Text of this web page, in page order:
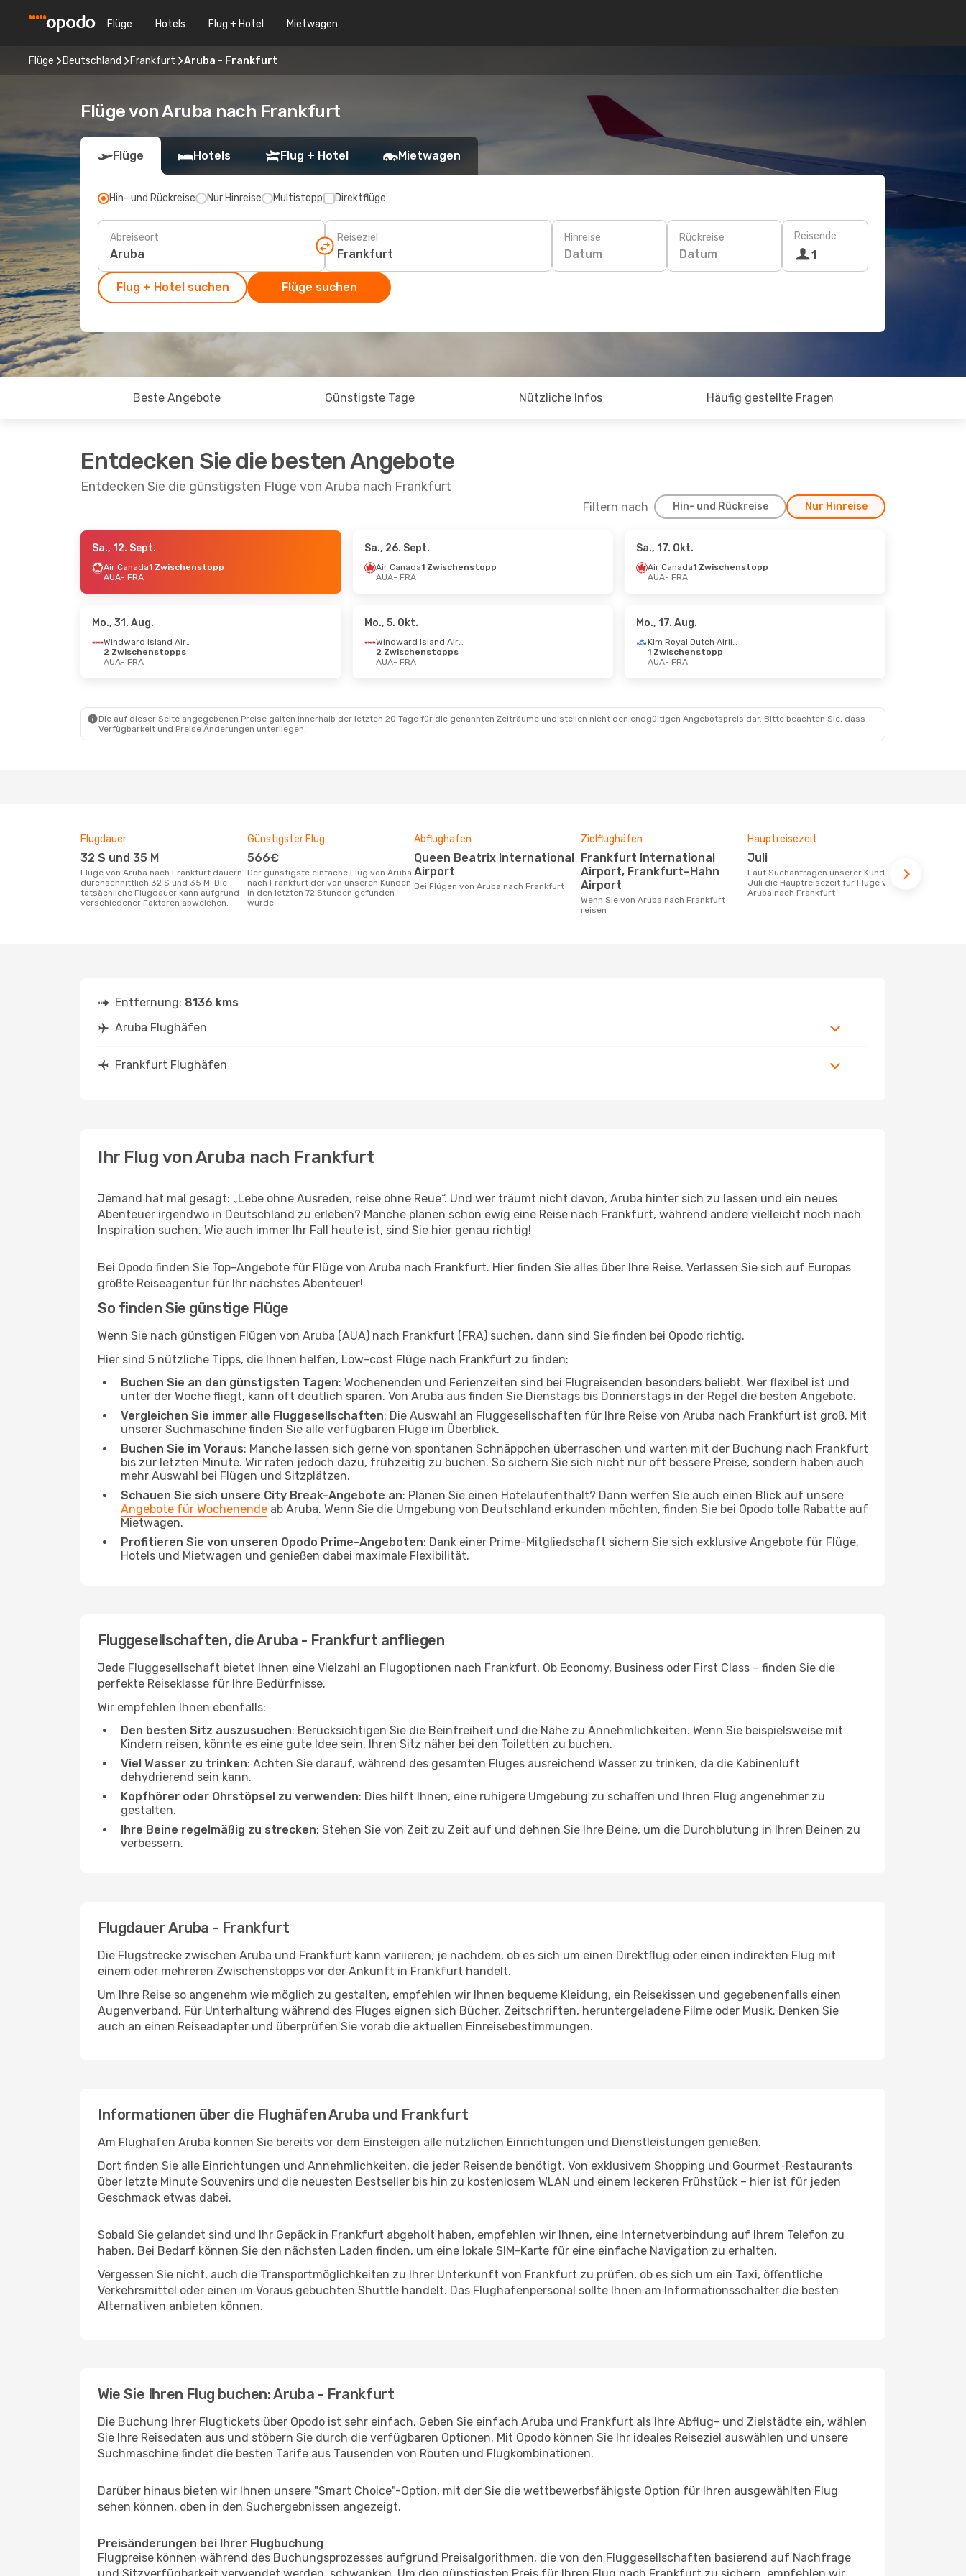
Flüge Hotels Flug + Hotel Mietwagen
Flüge Deutschland Frankfurt Aruba - Frankfurt
Flüge von Aruba nach Frankfurt
Flüge Hotels Flug + Hotel Mietwagen
Hin- und Rückreise Nur Hinreise Multistopp Direktflüge
Abreiseort Reiseziel Hinreise
Datum
Rückreise
Datum
Reisende
1
Flug + Hotel suchen Flüge suchen
Beste Angebote Günstigste Tage Nützliche Infos Häufig gestellte Fragen
Entdecken Sie die besten Angebote
Entdecken Sie die günstigsten Flüge von Aruba nach Frankfurt
Filtern nach Hin- und Rückreise Nur Hinreise
- Mo., 7. Sept.
Windward Island Airways
2 Zwischenstopps
1 Zwischenstopp
- Mo., 14. Sept.
Windward Island Airways
2 Zwischenstopps
1 Zwischenstopp
- Di., 25. Aug.
Klm Royal Dutch Airlines
1 Zwischenstopp
Sa., 12. Sept.
Air Canada1 Zwischenstopp
AUA- FRA
Sa., 26. Sept.
Air Canada1 Zwischenstopp
AUA- FRA
Sa., 17. Okt.
Air Canada1 Zwischenstopp
AUA- FRA
Mo., 31. Aug.
Windward Island Airways
2 Zwischenstopps
AUA- FRA
Mo., 5. Okt.
Windward Island Airways
2 Zwischenstopps
AUA- FRA
Mo., 17. Aug.
Klm Royal Dutch Airlines
1 Zwischenstopp
AUA- FRA
Die auf dieser Seite angegebenen Preise galten innerhalb der letzten 20 Tage für die genannten Zeiträume und stellen nicht den endgültigen Angebotspreis dar. Bitte beachten Sie, dass
Verfügbarkeit und Preise Änderungen unterliegen.
Flugdauer
32 S und 35 M
Flüge von Aruba nach Frankfurt dauern
durchschnittlich 32 S und 35 M. Die
tatsächliche Flugdauer kann aufgrund
verschiedener Faktoren abweichen.
Günstigster Flug
566€
Der günstigste einfache Flug von Aruba
nach Frankfurt der von unseren Kunden
in den letzten 72 Stunden gefunden
wurde
Abflughafen
Queen Beatrix International
Airport
Bei Flügen von Aruba nach Frankfurt
Zielflughäfen
Frankfurt International
Airport, Frankfurt–Hahn
Airport
Wenn Sie von Aruba nach Frankfurt
reisen
Hauptreisezeit
Juli
Laut Suchanfragen unserer Kunden ist
Juli die Hauptreisezeit für Flüge von
Aruba nach Frankfurt
Entfernung: 8136 kms
Aruba Flughäfen
Frankfurt Flughäfen
Ihr Flug von Aruba nach Frankfurt
Jemand hat mal gesagt: „Lebe ohne Ausreden, reise ohne Reue“. Und wer träumt nicht davon, Aruba hinter sich zu lassen und ein neues
Abenteuer irgendwo in Deutschland zu erleben? Manche planen schon ewig eine Reise nach Frankfurt, während andere vielleicht noch nach
Inspiration suchen. Wie auch immer Ihr Fall heute ist, sind Sie hier genau richtig!
Bei Opodo finden Sie Top-Angebote für Flüge von Aruba nach Frankfurt. Hier finden Sie alles über Ihre Reise. Verlassen Sie sich auf Europas
größte Reiseagentur für Ihr nächstes Abenteuer!
So finden Sie günstige Flüge
Wenn Sie nach günstigen Flügen von Aruba (AUA) nach Frankfurt (FRA) suchen, dann sind Sie finden bei Opodo richtig.
Hier sind 5 nützliche Tipps, die Ihnen helfen, Low-cost Flüge nach Frankfurt zu finden:
Buchen Sie an den günstigsten Tagen: Wochenenden und Ferienzeiten sind bei Flugreisenden besonders beliebt. Wer flexibel ist und
unter der Woche fliegt, kann oft deutlich sparen. Von Aruba aus finden Sie Dienstags bis Donnerstags in der Regel die besten Angebote.
Vergleichen Sie immer alle Fluggesellschaften: Die Auswahl an Fluggesellschaften für Ihre Reise von Aruba nach Frankfurt ist groß. Mit
unserer Suchmaschine finden Sie alle verfügbaren Flüge im Überblick.
Buchen Sie im Voraus: Manche lassen sich gerne von spontanen Schnäppchen überraschen und warten mit der Buchung nach Frankfurt
bis zur letzten Minute. Wir raten jedoch dazu, frühzeitig zu buchen. So sichern Sie sich nicht nur oft bessere Preise, sondern haben auch
mehr Auswahl bei Flügen und Sitzplätzen.
Schauen Sie sich unsere City Break-Angebote an: Planen Sie einen Hotelaufenthalt? Dann werfen Sie auch einen Blick auf unsere
Angebote für Wochenende ab Aruba. Wenn Sie die Umgebung von Deutschland erkunden möchten, finden Sie bei Opodo tolle Rabatte auf
Mietwagen.
Profitieren Sie von unseren Opodo Prime-Angeboten: Dank einer Prime-Mitgliedschaft sichern Sie sich exklusive Angebote für Flüge,
Hotels und Mietwagen und genießen dabei maximale Flexibilität.
Fluggesellschaften, die Aruba - Frankfurt anfliegen
Jede Fluggesellschaft bietet Ihnen eine Vielzahl an Flugoptionen nach Frankfurt. Ob Economy, Business oder First Class – finden Sie die
perfekte Reiseklasse für Ihre Bedürfnisse.
Wir empfehlen Ihnen ebenfalls:
Den besten Sitz auszusuchen: Berücksichtigen Sie die Beinfreiheit und die Nähe zu Annehmlichkeiten. Wenn Sie beispielsweise mit
Kindern reisen, könnte es eine gute Idee sein, Ihren Sitz näher bei den Toiletten zu buchen.
Viel Wasser zu trinken: Achten Sie darauf, während des gesamten Fluges ausreichend Wasser zu trinken, da die Kabinenluft
dehydrierend sein kann.
Kopfhörer oder Ohrstöpsel zu verwenden: Dies hilft Ihnen, eine ruhigere Umgebung zu schaffen und Ihren Flug angenehmer zu
gestalten.
Ihre Beine regelmäßig zu strecken: Stehen Sie von Zeit zu Zeit auf und dehnen Sie Ihre Beine, um die Durchblutung in Ihren Beinen zu
verbessern.
Flugdauer Aruba - Frankfurt
Die Flugstrecke zwischen Aruba und Frankfurt kann variieren, je nachdem, ob es sich um einen Direktflug oder einen indirekten Flug mit
einem oder mehreren Zwischenstopps vor der Ankunft in Frankfurt handelt.
Um Ihre Reise so angenehm wie möglich zu gestalten, empfehlen wir Ihnen bequeme Kleidung, ein Reisekissen und gegebenenfalls einen
Augenverband. Für Unterhaltung während des Fluges eignen sich Bücher, Zeitschriften, heruntergeladene Filme oder Musik. Denken Sie
auch an einen Reiseadapter und überprüfen Sie vorab die aktuellen Einreisebestimmungen.
Informationen über die Flughäfen Aruba und Frankfurt
Am Flughafen Aruba können Sie bereits vor dem Einsteigen alle nützlichen Einrichtungen und Dienstleistungen genießen.
Dort finden Sie alle Einrichtungen und Annehmlichkeiten, die jeder Reisende benötigt. Von exklusivem Shopping und Gourmet-Restaurants
über letzte Minute Souvenirs und die neuesten Bestseller bis hin zu kostenlosem WLAN und einem leckeren Frühstück – hier ist für jeden
Geschmack etwas dabei.
Sobald Sie gelandet sind und Ihr Gepäck in Frankfurt abgeholt haben, empfehlen wir Ihnen, eine Internetverbindung auf Ihrem Telefon zu
haben. Bei Bedarf können Sie den nächsten Laden finden, um eine lokale SIM-Karte für eine einfache Navigation zu erhalten.
Vergessen Sie nicht, auch die Transportmöglichkeiten zu Ihrer Unterkunft von Frankfurt zu prüfen, ob es sich um ein Taxi, öffentliche
Verkehrsmittel oder einen im Voraus gebuchten Shuttle handelt. Das Flughafenpersonal sollte Ihnen am Informationsschalter die besten
Alternativen anbieten können.
Wie Sie Ihren Flug buchen: Aruba - Frankfurt
Die Buchung Ihrer Flugtickets über Opodo ist sehr einfach. Geben Sie einfach Aruba und Frankfurt als Ihre Abflug- und Zielstädte ein, wählen
Sie Ihre Reisedaten aus und stöbern Sie durch die verfügbaren Optionen. Mit Opodo können Sie Ihr ideales Reiseziel auswählen und unsere
Suchmaschine findet die besten Tarife aus Tausenden von Routen und Flugkombinationen.
Darüber hinaus bieten wir Ihnen unsere "Smart Choice"-Option, mit der Sie die wettbewerbsfähigste Option für Ihren ausgewählten Flug
sehen können, oben in den Suchergebnissen angezeigt.
Preisänderungen bei Ihrer Flugbuchung
Flugpreise können während des Buchungsprozesses aufgrund Preisalgorithmen, die von den Fluggesellschaften basierend auf Nachfrage